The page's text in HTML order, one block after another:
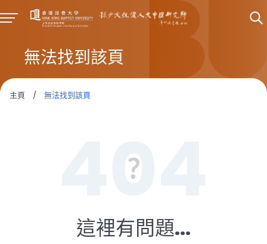
無法找到該頁
主頁 / 無法找到該頁
這裡有問題...